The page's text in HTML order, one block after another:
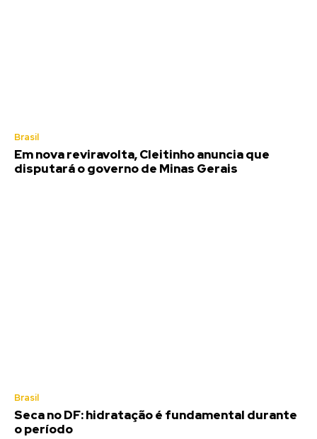
Brasil
Em nova reviravolta, Cleitinho anuncia que
disputará o governo de Minas Gerais
Brasil
Seca no DF: hidratação é fundamental durante
o período